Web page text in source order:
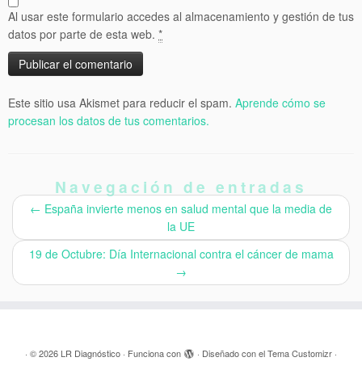
Al usar este formulario accedes al almacenamiento y gestión de tus
datos por parte de esta web. *
Este sitio usa Akismet para reducir el spam. Aprende cómo se
procesan los datos de tus comentarios.
Navegación de entradas
← España invierte menos en salud mental que la media de
la UE
19 de Octubre: Día Internacional contra el cáncer de mama
→
· © 2026 LR Diagnóstico · Funciona con · Diseñado con elTema Customizr ·